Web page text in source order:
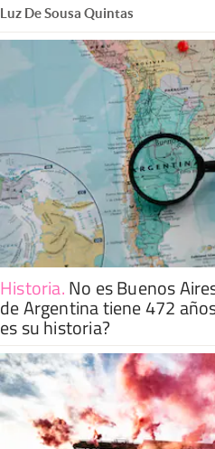
Luz De Sousa Quintas
Historia.No es Buenos
de Argentina tiene 472
es su historia?